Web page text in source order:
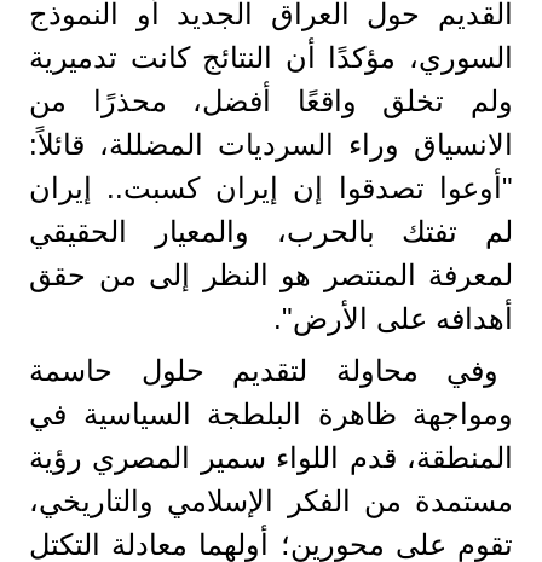
القديم حول العراق الجديد أو النموذج
السوري، مؤكدًا أن النتائج كانت تدميرية
ولم تخلق واقعًا أفضل، محذرًا من
الانسياق وراء السرديات المضللة، قائلاً:
"أوعوا تصدقوا إن إيران كسبت.. إيران
لم تفتك بالحرب، والمعيار الحقيقي
لمعرفة المنتصر هو النظر إلى من حقق
أهدافه على الأرض".
وفي محاولة لتقديم حلول حاسمة
ومواجهة ظاهرة البلطجة السياسية في
المنطقة، قدم اللواء سمير المصري رؤية
مستمدة من الفكر الإسلامي والتاريخي،
تقوم على محورين؛ أولهما معادلة التكتل